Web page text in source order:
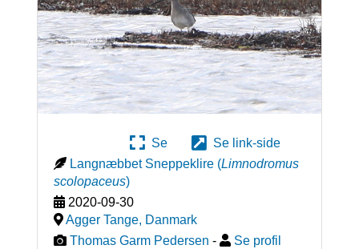
Se
Se link-side
Langnæbbet Sneppeklire (Limnodromus
scolopaceus)
2020-09-30
Agger Tange, Danmark
Thomas Garm Pedersen - Se profil